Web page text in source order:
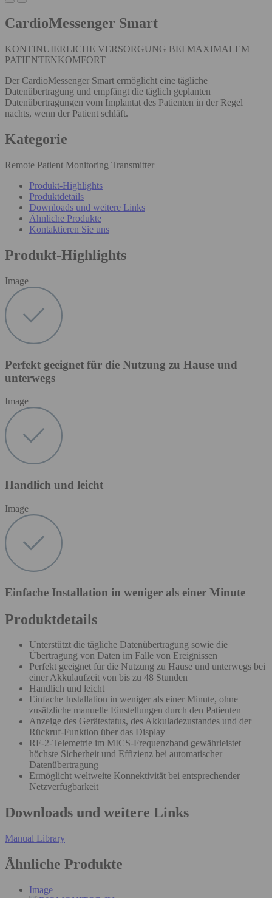
CardioMessenger Smart
KONTINUIERLICHE VERSORGUNG BEI MAXIMALEM
PATIENTENKOMFORT
Der CardioMessenger Smart ermöglicht eine tägliche
Datenübertragung und empfängt die täglich geplanten
Datenübertragungen vom Implantat des Patienten in der Regel
nachts, wenn der Patient schläft.
Kategorie
Remote Patient Monitoring Transmitter
Produkt-Highlights
Produktdetails
Downloads und weitere Links
Ähnliche Produkte
Kontaktieren Sie uns
Produkt-Highlights
Image
Perfekt geeignet für die Nutzung zu Hause und
unterwegs
Image
Handlich und leicht
Image
Einfache Installation in weniger als einer Minute
Produktdetails
Unterstützt die tägliche Datenübertragung sowie die
Übertragung von Daten im Falle von Ereignissen
Perfekt geeignet für die Nutzung zu Hause und unterwegs bei
einer Akkulaufzeit von bis zu 48 Stunden
Handlich und leicht
Einfache Installation in weniger als einer Minute, ohne
zusätzliche manuelle Einstellungen durch den Patienten
Anzeige des Gerätestatus, des Akkuladezustandes und der
Rückruf-Funktion über das Display
RF-2-Telemetrie im MICS-Frequenzband gewährleistet
höchste Sicherheit und Effizienz bei automatischer
Datenübertragung
Ermöglicht weltweite Konnektivität bei entsprechender
Netzverfügbarkeit
Downloads und weitere Links
Manual Library
Ähnliche Produkte
Image